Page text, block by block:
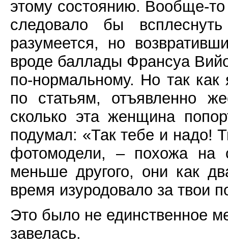
этому состоянию. Вообще-
следовало бы
разумеется, но
вроде баллады Франсуа
по-нормальному. Но так как
по статьям, отъявленно
сколько эта женщина
подумал: «Так тебе и надо!
фотомодели, – похожа на
меньше другого, они как
время изуродовало за твои
Это было не единственное
завелась.